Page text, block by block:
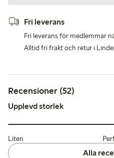
Fri leverans
Fri leverans för medlemmar
Alltid fri frakt och retur i
Recensioner (52)
Upplevd storlek
Liten
Alla